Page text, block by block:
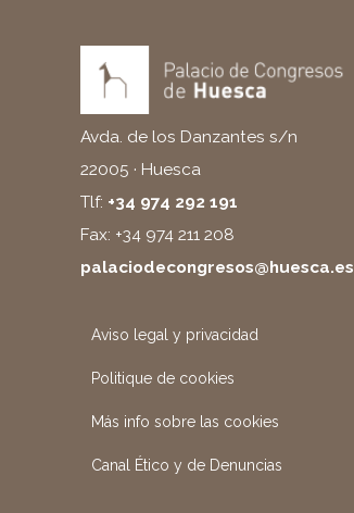
Avda. de los Danzantes s/n
22005 · Huesca
Tlf: +34 974 292 191
Fax: +34 974 211 208
palaciodecongresos@huesca.es
Aviso legal y privacidad
Politique de cookies
Más info sobre las cookies
Canal Ético y de Denuncias